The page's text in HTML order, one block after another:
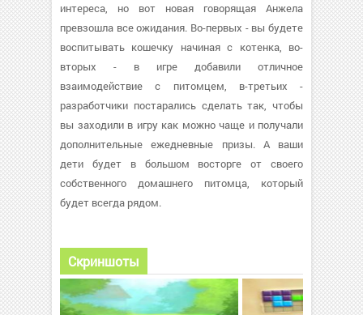
интереса, но вот новая говорящая Анжела
превзошла все ожидания. Во-первых - вы будете
воспитывать кошечку начиная с котенка, во-
вторых - в игре добавили отличное
взаимодействие с питомцем, в-третьих -
разработчики постарались сделать так, чтобы
вы заходили в игру как можно чаще и получали
дополнительные ежедневные призы. А ваши
дети будет в большом восторге от своего
собственного домашнего питомца, который
будет всегда рядом.
Скриншоты